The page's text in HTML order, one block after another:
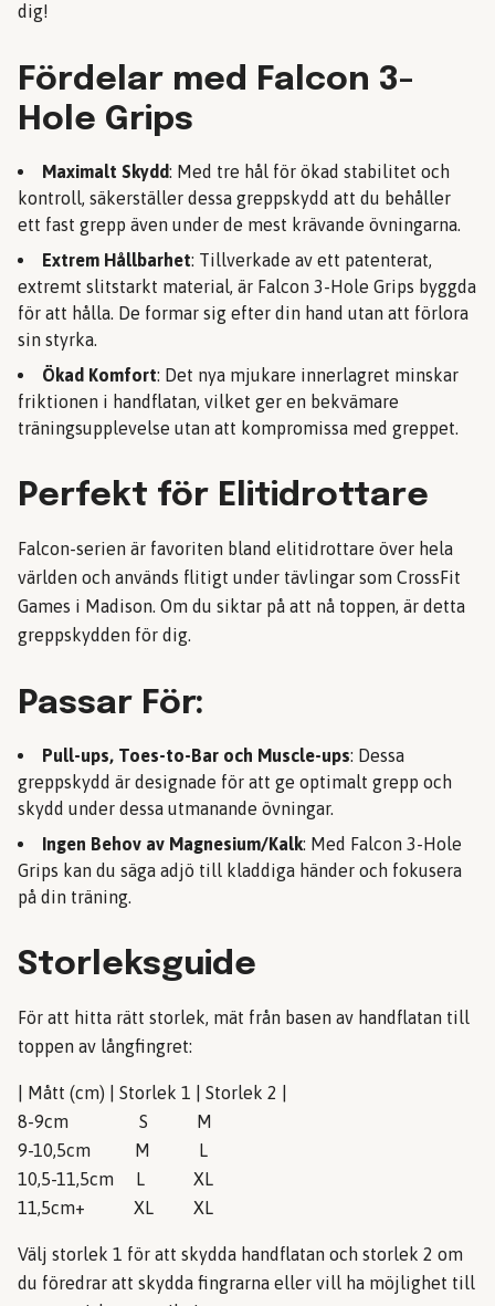
dig!
Fördelar med Falcon 3-
Hole Grips
Maximalt Skydd: Med tre hål för ökad stabilitet och
kontroll, säkerställer dessa greppskydd att du behåller
ett fast grepp även under de mest krävande övningarna.
Extrem Hållbarhet: Tillverkade av ett patenterat,
extremt slitstarkt material, är Falcon 3-Hole Grips byggda
för att hålla. De formar sig efter din hand utan att förlora
sin styrka.
Ökad Komfort: Det nya mjukare innerlagret minskar
friktionen i handflatan, vilket ger en bekvämare
träningsupplevelse utan att kompromissa med greppet.
Perfekt för Elitidrottare
Falcon-serien är favoriten bland elitidrottare över hela
världen och används flitigt under tävlingar som CrossFit
Games i Madison. Om du siktar på att nå toppen, är detta
greppskydden för dig.
Passar För:
Pull-ups, Toes-to-Bar och Muscle-ups: Dessa
greppskydd är designade för att ge optimalt grepp och
skydd under dessa utmanande övningar.
Ingen Behov av Magnesium/Kalk: Med Falcon 3-Hole
Grips kan du säga adjö till kladdiga händer och fokusera
på din träning.
Storleksguide
För att hitta rätt storlek, mät från basen av handflatan till
toppen av långfingret:
| Mått (cm) | Storlek 1 | Storlek 2 |
8-9cm S M
9-10,5cm M L
10,5-11,5cm L XL
11,5cm+ XL XL
Välj storlek 1 för att skydda handflatan och storlek 2 om
du föredrar att skydda fingrarna eller vill ha möjlighet till